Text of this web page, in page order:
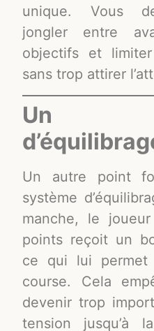
unique. Vous
jongler entre
objectifs et
sans trop attirer
Un
Un autre point
système
manche, le
points reçoit un
ce qui lui
course. Cela
devenir trop
tension jusqu’à